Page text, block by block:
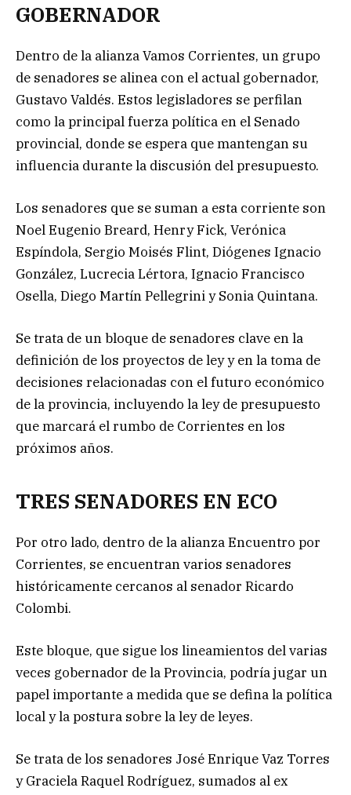
GOBERNADOR
Dentro de la alianza Vamos Corrientes, un grupo
de senadores se alinea con el actual gobernador,
Gustavo Valdés. Estos legisladores se perfilan
como la principal fuerza política en el Senado
provincial, donde se espera que mantengan su
influencia durante la discusión del presupuesto.
Los senadores que se suman a esta corriente son
Noel Eugenio Breard, Henry Fick, Verónica
Espíndola, Sergio Moisés Flint, Diógenes Ignacio
González, Lucrecia Lértora, Ignacio Francisco
Osella, Diego Martín Pellegrini y Sonia Quintana.
Se trata de un bloque de senadores clave en la
definición de los proyectos de ley y en la toma de
decisiones relacionadas con el futuro económico
de la provincia, incluyendo la ley de presupuesto
que marcará el rumbo de Corrientes en los
próximos años.
TRES SENADORES EN ECO
Por otro lado, dentro de la alianza Encuentro por
Corrientes, se encuentran varios senadores
históricamente cercanos al senador Ricardo
Colombi.
Este bloque, que sigue los lineamientos del varias
veces gobernador de la Provincia, podría jugar un
papel importante a medida que se defina la política
local y la postura sobre la ley de leyes.
Se trata de los senadores José Enrique Vaz Torres
y Graciela Raquel Rodríguez, sumados al ex